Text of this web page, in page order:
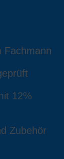
Fachmann
12%
Zubehör